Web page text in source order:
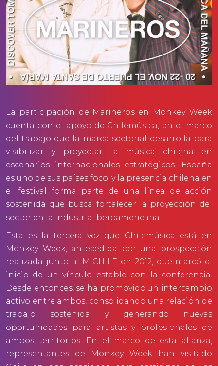
La participación de Marineros en Monkey Week
cuenta con el apoyo de Chilemúsica
, en el marco
del trabajo que la marca sectorial desarrolla para
visibilizar y proyectar la música chilena en
escenarios internacionales estratégicos. España
es uno de sus países foco, y la presencia chilena en
el festival forma parte de una línea de acción
sostenida que busca fortalecer la proyección del
sector en la industria iberoamericana.
Esta es la tercera vez que Chilemúsica está en
Monkey Week, antecedida por una prospección
realizada junto a
IMICHILE en 2012, que marcó el
inicio de un vínculo estable con la conferencia.
Desde entonces, se ha promovido un intercambio
activo entre ambos, consolidando una relación de
trabajo sostenida y generando nuevas
oportunidades para artistas y profesionales de
ambos territorios. En el marco de esta alianza,
representantes de Monkey Week han visitado